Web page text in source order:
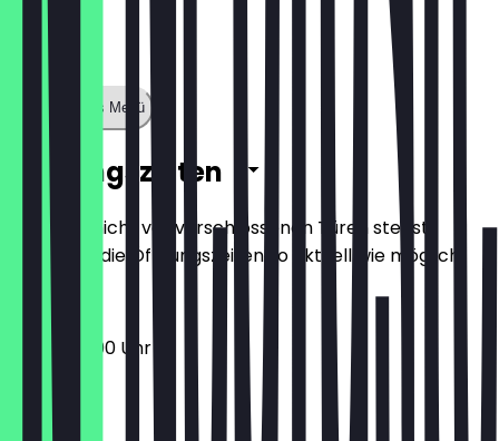
Zeige ganzes Menü
Öffnungszeiten
Damit du nicht vor verschlossenen Türen stehst,
halten wir die Öffnungszeiten so aktuell wie möglich.
10:00 - 23:00 Uhr